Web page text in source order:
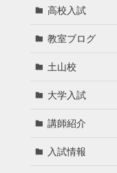
高校入試
教室ブログ
土山校
大学入試
講師紹介
入試情報